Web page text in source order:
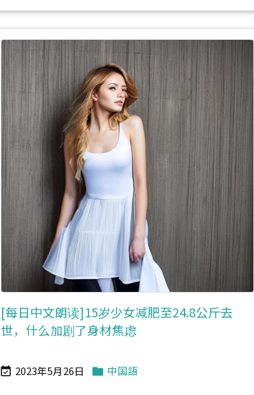
[每日中文朗读]15岁少女减肥至24.8公斤去
世，什么加剧了身材焦虑
 2023年5月26日  中国語